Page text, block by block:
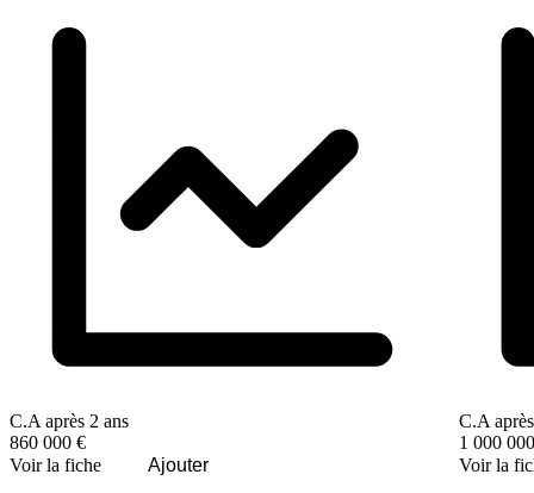
C.A après 2 ans
860 000 €
Voir la fiche
Ajouter
C.A
1 000
Voir la